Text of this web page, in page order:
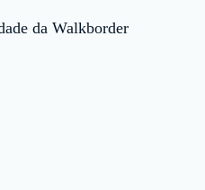
da Walkborder